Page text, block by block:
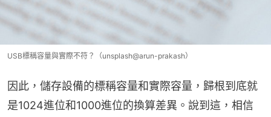
USB標稱容量與實際不符？（unsplash@arun-prakash）
因此，儲存設備的標稱容量和實際容量，歸根到底就
是1024進位和1000進位的換算差異。說到這，相信